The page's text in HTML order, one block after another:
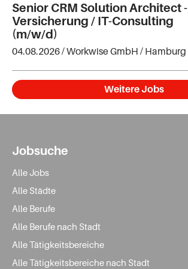
Senior CRM Solution Architect -
Versicherung / IT-Consulting
(m/w/d)
04.08.2026 /Workwise GmbH / Hamburg
Weitere Jobs
Jobsuche
Alle Jobs
Alle Städte
Alle Berufe
Alle Berufe nach Stadt
Alle Tätigkeitsbereiche
Alle Tätigkeitsbereiche nach Stadt